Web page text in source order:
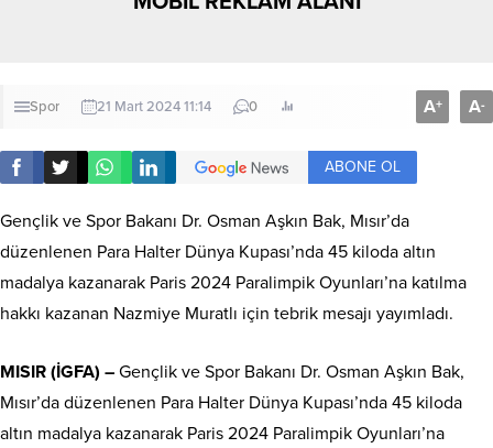
Spor 21 Mart 2024 11:14 0 A+ A-
ABONE OL
Gençlik ve Spor Bakanı Dr. Osman Aşkın Bak, Mısır’da
düzenlenen Para Halter Dünya Kupası’nda 45 kiloda altın
madalya kazanarak Paris 2024 Paralimpik Oyunları’na katılma
hakkı kazanan Nazmiye Muratlı için tebrik mesajı yayımladı.
MISIR (İGFA) – Gençlik ve Spor Bakanı Dr. Osman Aşkın Bak,
Mısır’da düzenlenen Para Halter Dünya Kupası’nda 45 kiloda
altın madalya kazanarak Paris 2024 Paralimpik Oyunları’na